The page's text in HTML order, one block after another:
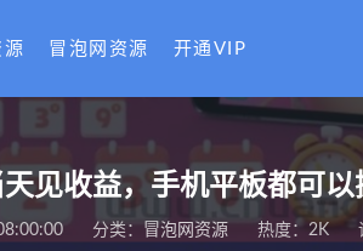
冒泡网资源 开通VIP
见收益，手机平板都可
分类： 冒泡网资源 热度：2K